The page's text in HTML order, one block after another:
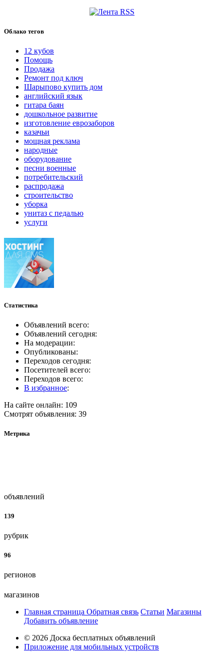
Облако тегов
12 кубов
Помощь
Продажа
Ремонт под ключ
Шарыпово купить дом
английский язык
гитара баян
дошкольное развитие
изготовление еврозаборов
казачьи
мощная реклама
народные
оборудование
песни военные
потребительский
распродажа
строительство
уборка
унитаз с педалью
услуги
Статистика
Объявлений всего:
Объявлений сегодня:
На модерации:
Опубликованы:
Переходов сегодня:
Посетителей всего:
Переходов всего:
В избранное:
На сайте онлайн: 109
Смотрят объявления: 39
Метрика
объявлений
139
рубрик
96
регионов
магазинов
Главная страница Обратная связь Статьи Магазины
Добавить объявление
© 2026 Доска бесплатных объявлений
Приложение для мобильных устройств